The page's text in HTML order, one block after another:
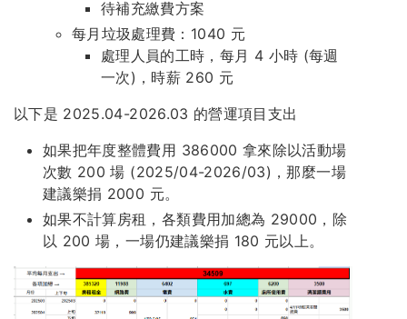
待補充繳費方案
每月垃圾處理費：1040 元
處理人員的工時，每月 4 小時 (每週
一次)，時薪 260 元
以下是 2025.04-2026.03 的營運項目支出
如果把年度整體費用 386000 拿來除以活動場
次數 200 場 (2025/04-2026/03)，那麼一場
建議樂捐 2000 元。
如果不計算房租，各類費用加總為 29000，除
以 200 場，一場仍建議樂捐 180 元以上。